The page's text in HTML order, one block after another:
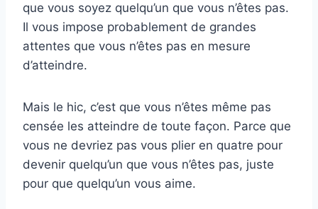
que vous soyez quelqu’un que vous n’êtes pas.
Il vous impose probablement de grandes
attentes que vous n’êtes pas en mesure
d’atteindre.
Mais le hic, c’est que vous n’êtes même pas
censée les atteindre de toute façon. Parce que
vous ne devriez pas vous plier en quatre pour
devenir quelqu’un que vous n’êtes pas, juste
pour que quelqu’un vous aime.